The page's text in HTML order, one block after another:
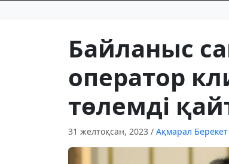
Байланыс
оператор
төлемді
31 желтоқсан, 2023 / Ақмарал Берекет